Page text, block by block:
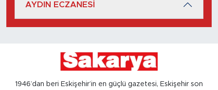
AYDIN ECZANESİ
1946’dan beri Eskişehir’in en güçlü gazetesi, Eskişehir son